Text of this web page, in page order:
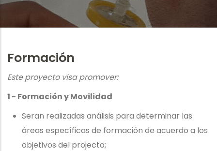
ayuda
a
navegación
Formación
Este proyecto visa promover:
1 - Formación y Movilidad
Seran realizadas análisis para determinar las
áreas específicas de formación de acuerdo a los
objetivos del projecto;